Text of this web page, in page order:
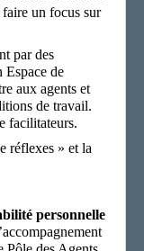
faire un focus sur
nt par des
Espace de
aux agents et
de travail.
facilitateurs.
réflexes » et la
personnelle